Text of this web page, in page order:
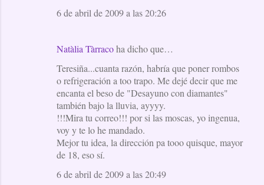
6 de abril de 2009 a las 20:26
Natàlia Tàrracoha dicho que…
Teresiña...cuanta razón, habría que poner rombos
o refrigeración a too trapo. Me dejé decir que me
encanta el beso de "Desayuno con diamantes"
también bajo la lluvia, ayyyy.
!!!Mira tu correo!!! por si las moscas, yo ingenua,
voy y te lo he mandado.
Mejor tu idea, la dirección pa tooo quisque, mayor
de 18, eso sí.
6 de abril de 2009 a las 20:49